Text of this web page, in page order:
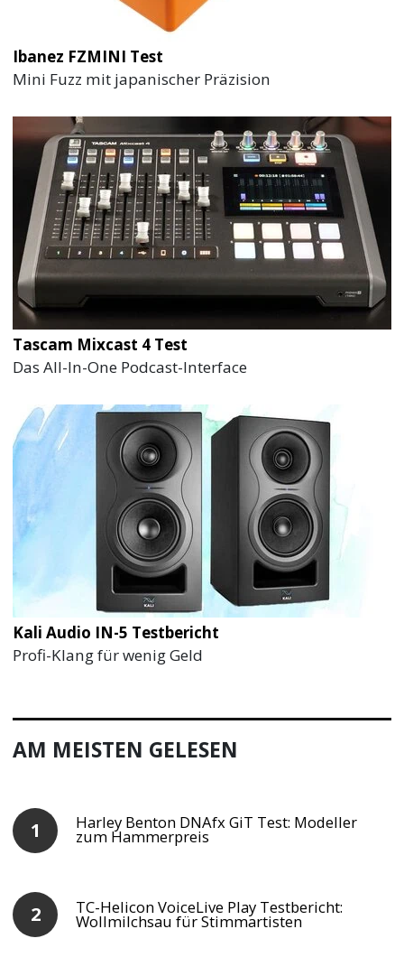
Ibanez FZMINI Test
Mini Fuzz mit japanischer Präzision
Tascam Mixcast 4 Test
Das All-In-One Podcast-Interface
Kali Audio IN-5 Testbericht
Profi-Klang für wenig Geld
AM MEISTEN GELESEN
Harley Benton DNAfx GiT Test: Modeller
zum Hammerpreis
TC-Helicon VoiceLive Play Testbericht:
Wollmilchsau für Stimmartisten